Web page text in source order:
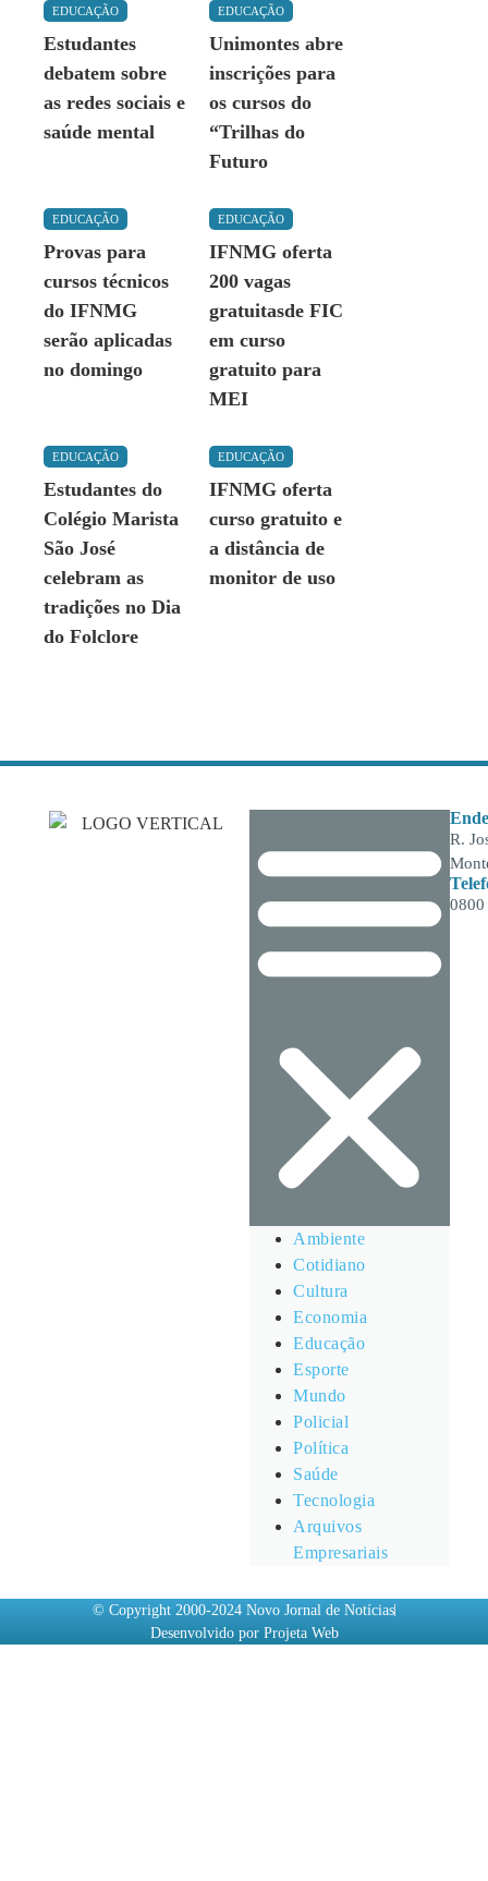
EDUCAÇÃO
Estudantes
debatem sobre
as redes sociais e
saúde mental
EDUCAÇÃO
Unimontes abre
inscrições para
os cursos do
“Trilhas do
Futuro
EDUCAÇÃO
Provas para
cursos técnicos
do IFNMG
serão aplicadas
no domingo
EDUCAÇÃO
IFNMG oferta
200 vagas
gratuitasde FIC
em curso
gratuito para
MEI
EDUCAÇÃO
Estudantes do
Colégio Marista
São José
celebram as
tradições no Dia
do Folclore
EDUCAÇÃO
IFNMG oferta
curso gratuito e
a distância de
monitor de uso
Ambiente
Cotidiano
Cultura
Economia
Educação
Esporte
Mundo
Policial
Política
Saúde
Tecnologia
Arquivos
Empresariais
R.
0800
© Copyright 2000-2024 Novo Jornal de Notícias
Desenvolvido por Projeta Web